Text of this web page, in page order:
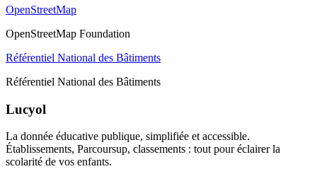
OpenStreetMap
OpenStreetMap Foundation
Référentiel National des Bâtiments
Référentiel National des Bâtiments
Lucyol
La donnée éducative publique, simplifiée et accessible.
Établissements, Parcoursup, classements : tout pour éclairer la
scolarité de vos enfants.